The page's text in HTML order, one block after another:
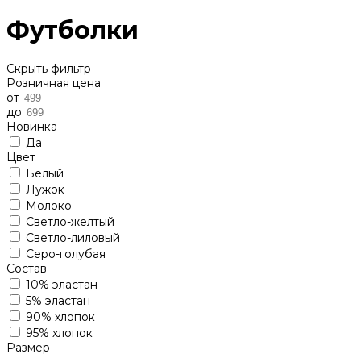
Футболки
Скрыть фильтр
Розничная цена
от
до
Новинка
Да
Цвет
Белый
Лужок
Молоко
Светло-желтый
Светло-лиловый
Серо-голубая
Состав
10% эластан
5% эластан
90% хлопок
95% хлопок
Размер